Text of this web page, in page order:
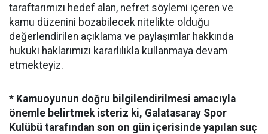
taraftarımızı hedef alan, nefret söylemi içeren ve
kamu düzenini bozabilecek nitelikte olduğu
değerlendirilen açıklama ve paylaşımlar hakkında
hukuki haklarımızı kararlılıkla kullanmaya devam
etmekteyiz.
* Kamuoyunun doğru bilgilendirilmesi amacıyla
önemle belirtmek isteriz ki, Galatasaray Spor
Kulübü tarafından son on gün içerisinde yapılan suç